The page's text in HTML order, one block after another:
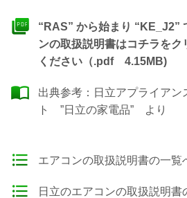
“RAS” から始まり “KE_J2”
ンの取扱説明書はコチラをク
ください（.pdf 4.15MB)
出典参考： 日立アプライア
ト ”日立の家電品” より
エアコンの取扱説明書の一覧
日立のエアコンの取扱説明書